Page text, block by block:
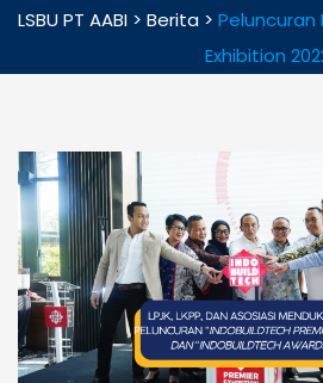
LSBU PT AABI > Berita > Peluncuran
Exhibition